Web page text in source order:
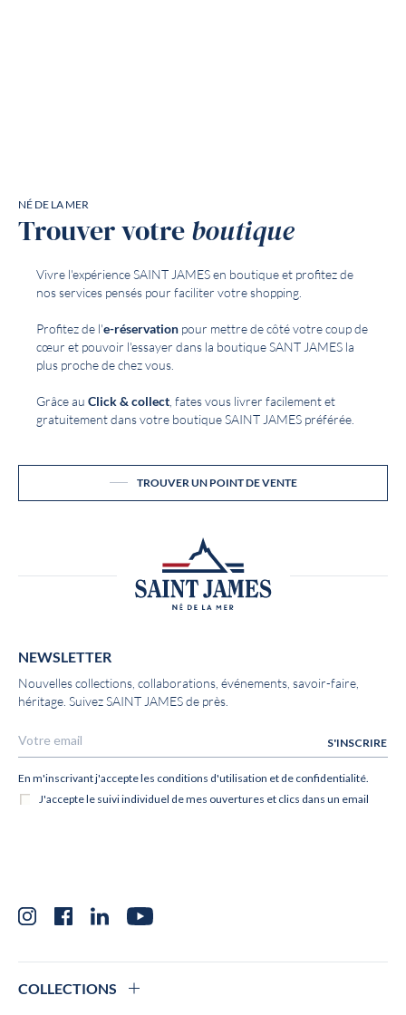
NÉ DE LA MER
Trouver votre boutique
Vivre l'expérience SAINT JAMES en boutique et profitez de
nos services pensés pour faciliter votre shopping.
Profitez de l'e-réservation pour mettre de côté votre coup de
cœur et pouvoir l'essayer dans la boutique SANT JAMES la
plus proche de chez vous.
Grâce au Click & collect, fates vous livrer facilement et
gratuitement dans votre boutique SAINT JAMES préférée.
TROUVER UN POINT DE VENTE
NEWSLETTER
Nouvelles collections, collaborations, événements, savoir-faire,
héritage. Suivez SAINT JAMES de près.
InstagramFacebookLinkedInYouTube
COLLECTIONS